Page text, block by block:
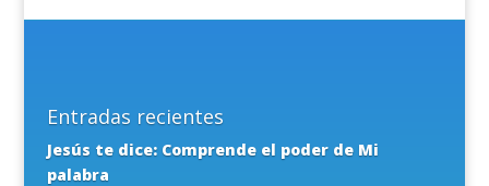
Entradas recientes
Jesús te dice: Comprende el poder de Mi
palabra